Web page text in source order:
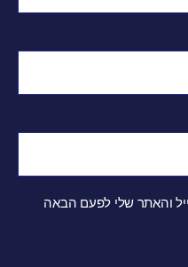
והאתר שלי לפעם הבאה